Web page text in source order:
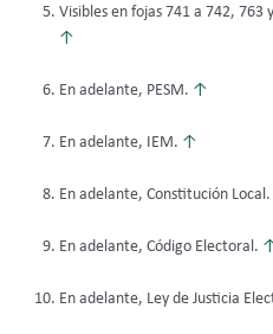
Visibles en fojas 741 a 742,
↑
En adelante, PESM. ↑
En adelante, IEM. ↑
En adelante, Constitución Local.
En adelante, Código Electoral.
En adelante, Ley de Justicia